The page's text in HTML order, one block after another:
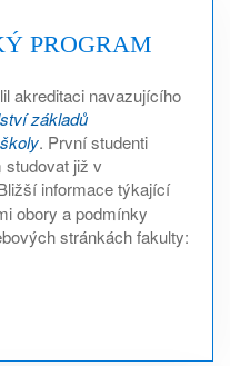
PROGRAM
akreditaci navazujícího
základů
. První studenti
studovat již v
informace týkající
obory a podmínky
stránkách fakulty: